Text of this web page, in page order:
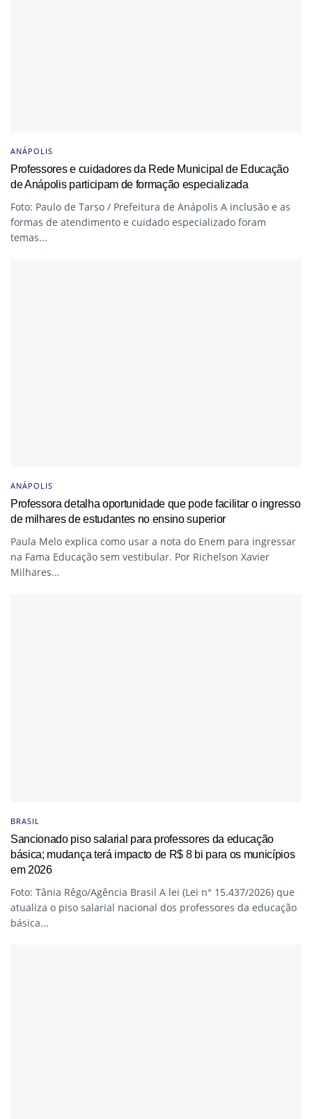
ANÁPOLIS
Professores e cuidadores da Rede Municipal de Educação
de Anápolis participam de formação especializada
Foto: Paulo de Tarso / Prefeitura de Anápolis A inclusão e as
formas de atendimento e cuidado especializado foram
temas...
ANÁPOLIS
Professora detalha oportunidade que pode facilitar o ingresso
de milhares de estudantes no ensino superior
Paula Melo explica como usar a nota do Enem para ingressar
na Fama Educação sem vestibular. Por Richelson Xavier
Milhares...
BRASIL
Sancionado piso salarial para professores da educação
básica; mudança terá impacto de R$ 8 bi para os municípios
em 2026
Foto: Tânia Rêgo/Agência Brasil A lei (Lei n° 15.437/2026) que
atualiza o piso salarial nacional dos professores da educação
básica...